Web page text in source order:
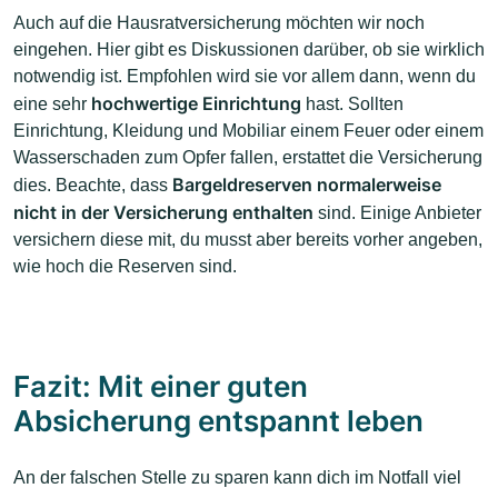
Auch auf die Hausratversicherung möchten wir noch
eingehen. Hier gibt es Diskussionen darüber, ob sie wirklich
notwendig ist. Empfohlen wird sie vor allem dann, wenn du
eine sehr hochwertige Einrichtung hast. Sollten
Einrichtung, Kleidung und Mobiliar einem Feuer oder einem
Wasserschaden zum Opfer fallen, erstattet die Versicherung
dies. Beachte, dass Bargeldreserven normalerweise
nicht in der Versicherung enthalten sind. Einige Anbieter
versichern diese mit, du musst aber bereits vorher angeben,
wie hoch die Reserven sind.
Fazit: Mit einer guten
Absicherung entspannt leben
An der falschen Stelle zu sparen kann dich im Notfall viel